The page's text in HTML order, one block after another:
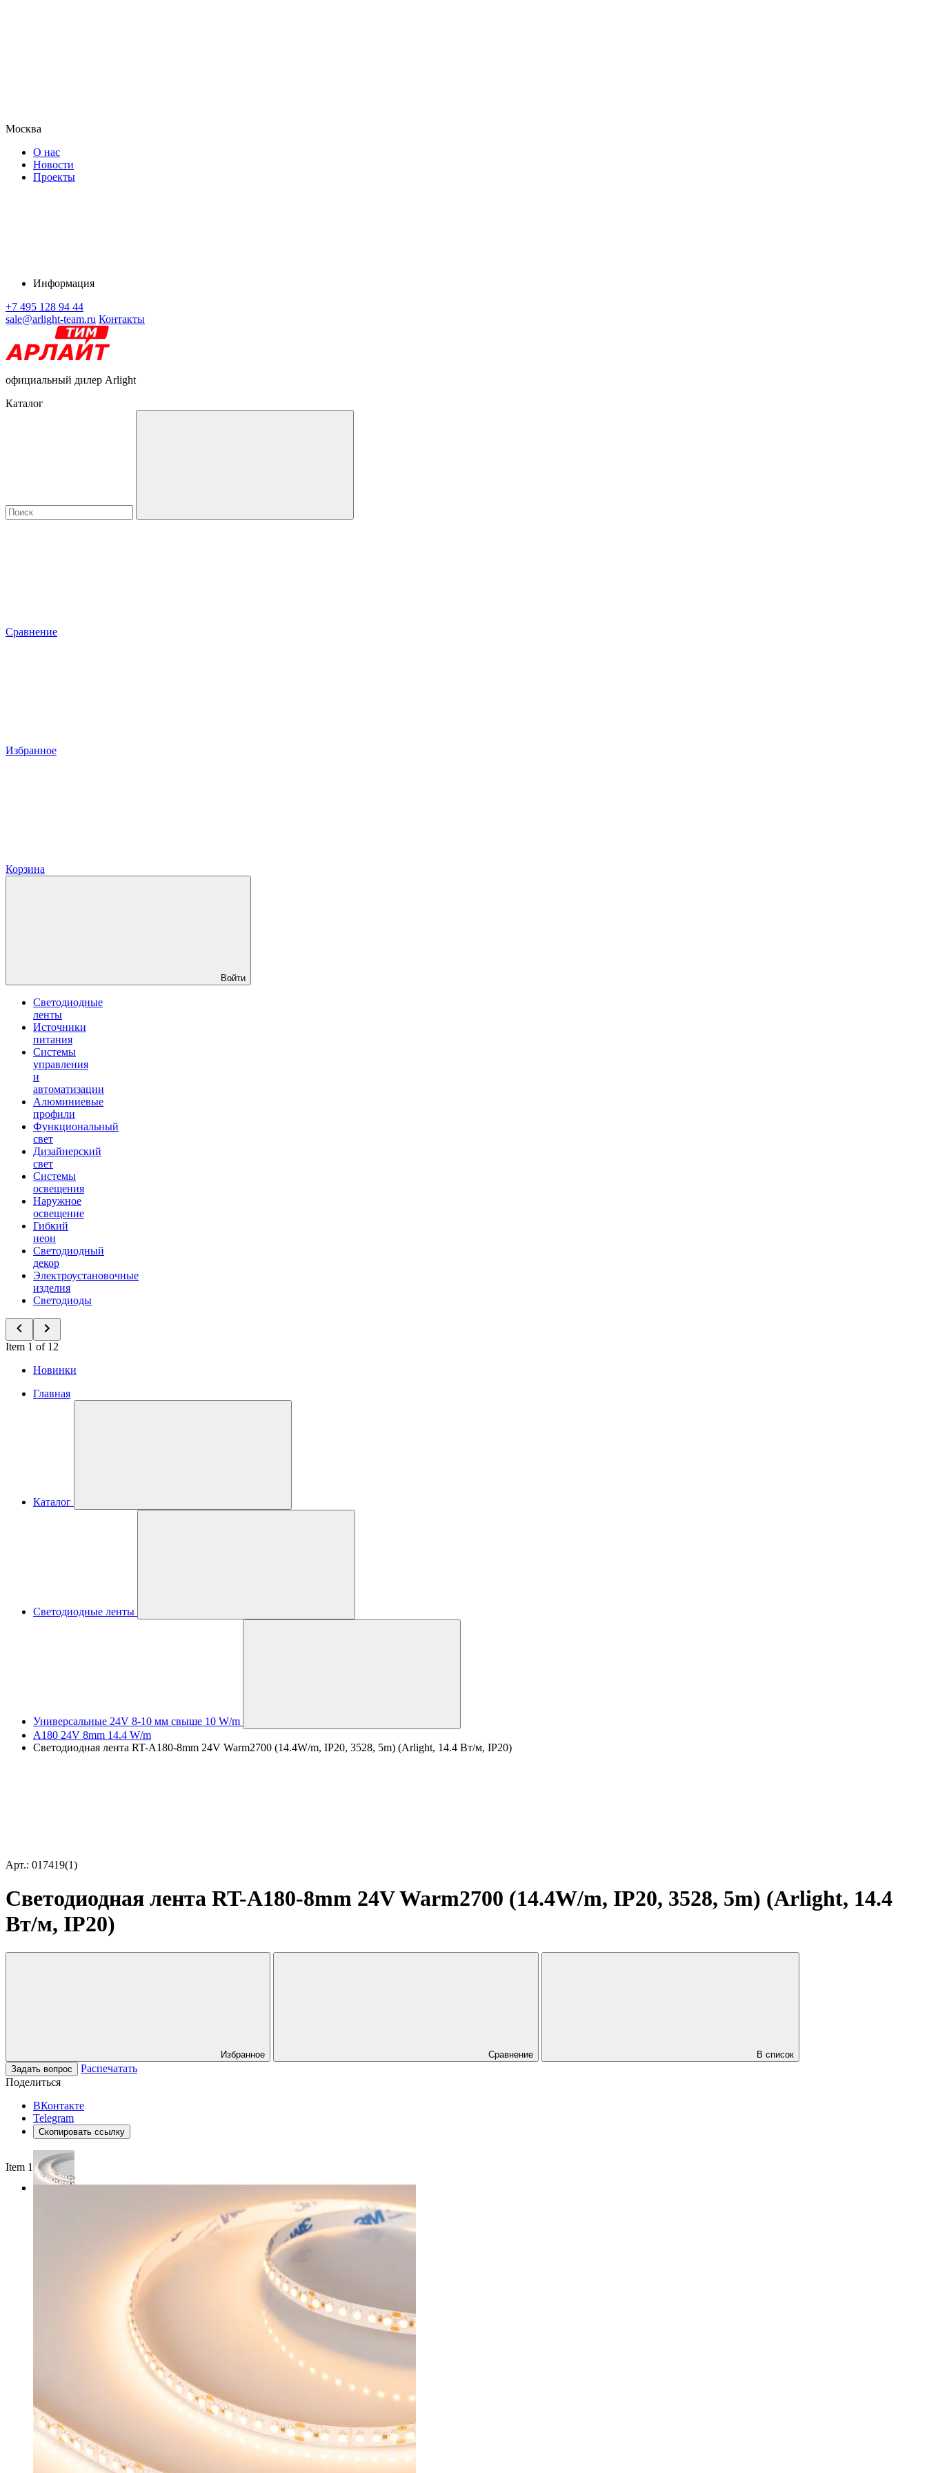
Москва
О нас
Новости
Проекты
Информация
+7 495 128 94 44
sale@arlight-team.ru Контакты
официальный дилер Arlight
Каталог
Сравнение
Избранное
Корзина
Войти
Светодиодные
ленты
Источники
питания
Системы
управления
и
автоматизации
Алюминиевые
профили
Функциональный
свет
Дизайнерский
свет
Системы
освещения
Наружное
освещение
Гибкий
неон
Светодиодный
декор
Электроустановочные
изделия
Светодиоды
Item 1 of 12
Новинки
Главная
Каталог
Светодиодные ленты
Универсальные 24V 8-10 мм свыше 10 W/m
A180 24V 8mm 14.4 W/m
Светодиодная лента RT-A180-8mm 24V Warm2700 (14.4W/m, IP20, 3528, 5m) (Arlight, 14.4 Вт/м, IP20)
Арт.: 017419(1)
Светодиодная лента RT-A180-8mm 24V Warm2700 (14.4W/m, IP20, 3528, 5m) (Arlight, 14.4
Вт/м, IP20)
Избранное Сравнение
В список
Задать вопрос
Распечатать
Поделиться
ВКонтакте
Telegram
Скопировать ссылку
Item 1 of 3